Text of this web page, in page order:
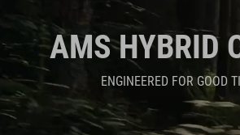
AMS HYBRID
ENGINEERED FOR GOOD